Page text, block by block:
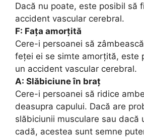
Dacă nu poate, este posibil să
accident vascular cerebral.
F: Fața amorțită
Cere-i persoanei să
feței ei se simte amorțită, este
un accident vascular cerebral.
A: Slăbiciune în braț
Cere-i persoanei să ridice
deasupra capului. Dacă are
slăbiciunii musculare sau dacă
cadă, acestea sunt semne